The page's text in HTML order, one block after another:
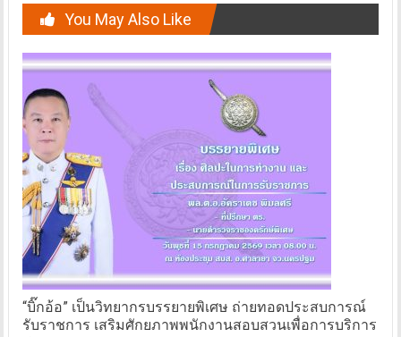
You May Also Like
“บิ๊กอ้อ” เป็นวิทยากรบรรยายพิเศษ ถ่ายทอดประสบการณ์
รับราชการ เสริมศักยภาพพนักงานสอบสวนเพื่อการบริการ